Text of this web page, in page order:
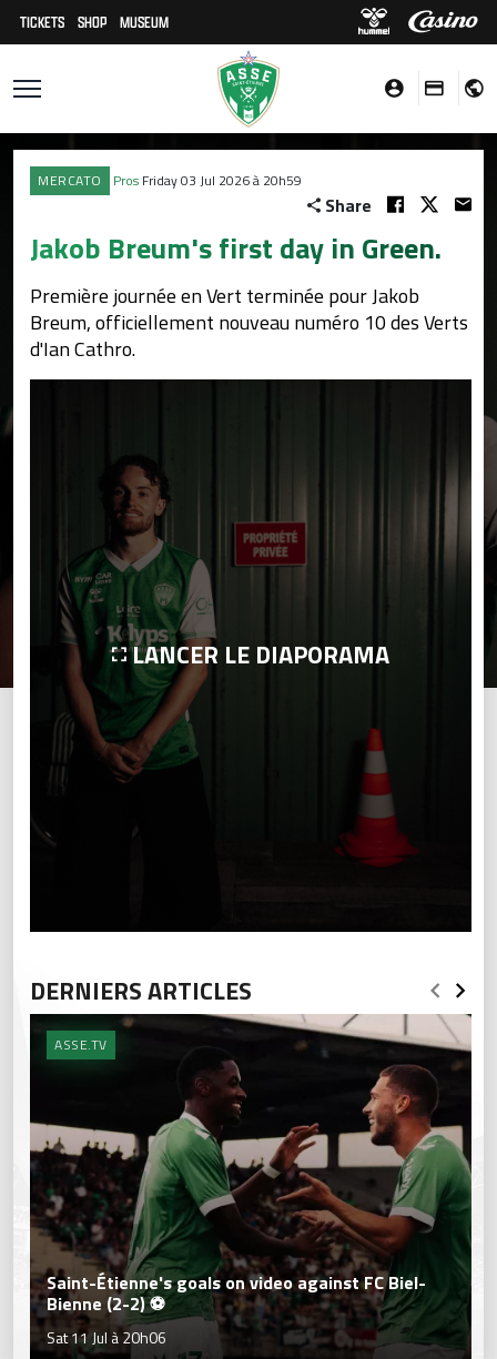
TICKETS SHOP MUSEUM
MERCATO Pros Friday 03 Jul 2026 à 20h59
Share
Jakob Breum's first day in Green.
Première journée en Vert terminée pour Jakob
Breum, officiellement nouveau numéro 10 des Verts
d'Ian Cathro.
LANCER LE DIAPORAMA
DERNIERS ARTICLES
ASSE.TV
Saint-Étienne's goals on video against FC Biel-
Bienne (2-2) ⚽
Sat 11 Jul à 20h06